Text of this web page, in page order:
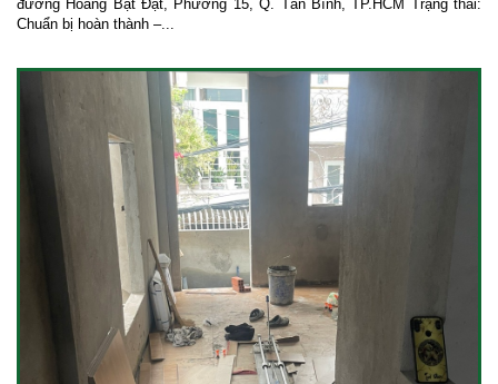
đường Hoàng Bật Đạt, Phường 15, Q. Tân Bình, TP.HCM Trạng thái:
Chuẩn bị hoàn thành –...